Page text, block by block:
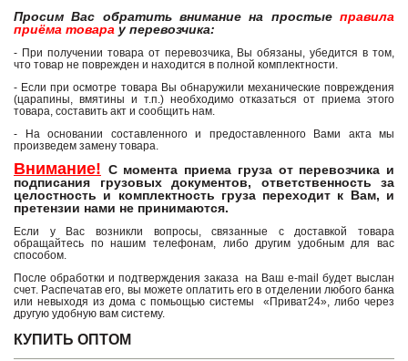
Просим Вас обратить внимание на простые правила
приёма товара у перевозчика:
- При получении товара от перевозчика, Вы обязаны, убедится в том,
что товар не поврежден и находится в полной комплектности.
- Если при осмотре товара Вы обнаружили механические повреждения
(царапины, вмятины и т.п.) необходимо отказаться от приема этого
товара, составить акт и сообщить нам.
- На основании составленного и предоставленного Вами акта мы
произведем замену товара.
Внимание! С момента приема груза от перевозчика и
подписания грузовых документов, ответственность за
целостность и комплектность груза переходит к Вам, и
претензии нами не принимаются.
Если у Вас возникли вопросы, связанные с доставкой товара
обращайтесь по нашим телефонам, либо другим удобным для вас
способом.
После обработки и подтверждения заказа на Ваш e-mail будет выслан
счет. Распечатав его, вы можете оплатить его в отделении любого банка
или невыходя из дома с помьощью системы «Приват24», либо через
другую удобную вам систему.
КУПИТЬ ОПТОМ